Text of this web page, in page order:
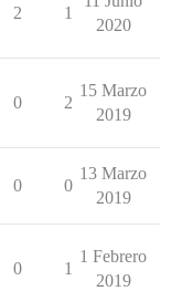
2 1
2020
0 2
15 Marzo
2019
0 0
13 Marzo
2019
0 1
1 Febrero
2019